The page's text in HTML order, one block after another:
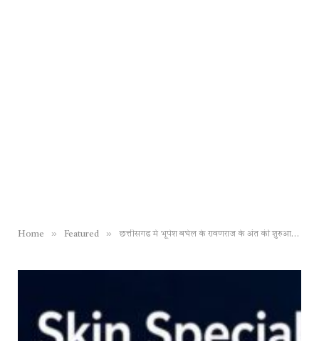
Home » Featured » छत्तीसगढ में भूपेश बघेल के रावणराज के अंत की शुरुआत, चैतन्य बघेल की गिरफ्तारी, अब बघेलमुक्‍त होना चाहिए कांग्रेस